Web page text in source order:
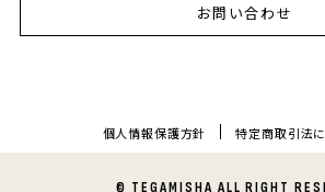
お問い合わせ
個人情報保護方針 特定商取引法
© TEGAMISHA ALL RIGHT